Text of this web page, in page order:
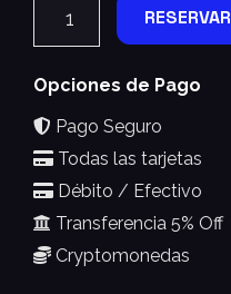
RESERVAR
Opciones de Pago
Pago Seguro
Todas las tarjetas
Débito / Efectivo
Transferencia 5% Off
Cryptomonedas